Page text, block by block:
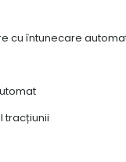
cu întunecare
tracțiunii